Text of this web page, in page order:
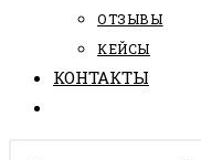
ОТЗЫВЫ
КЕЙСЫ
КОНТАКТЫ